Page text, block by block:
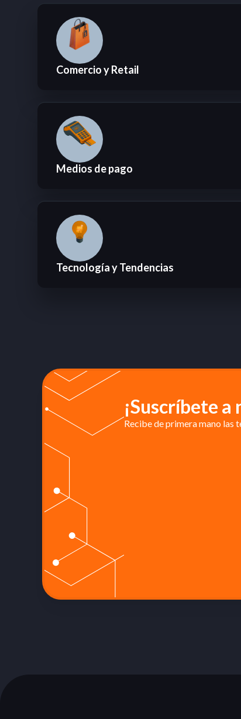
Comercio y Retail
Medios de pago
Tecnología y Tendencias
¡Suscríbete
Recibe de primera mano las